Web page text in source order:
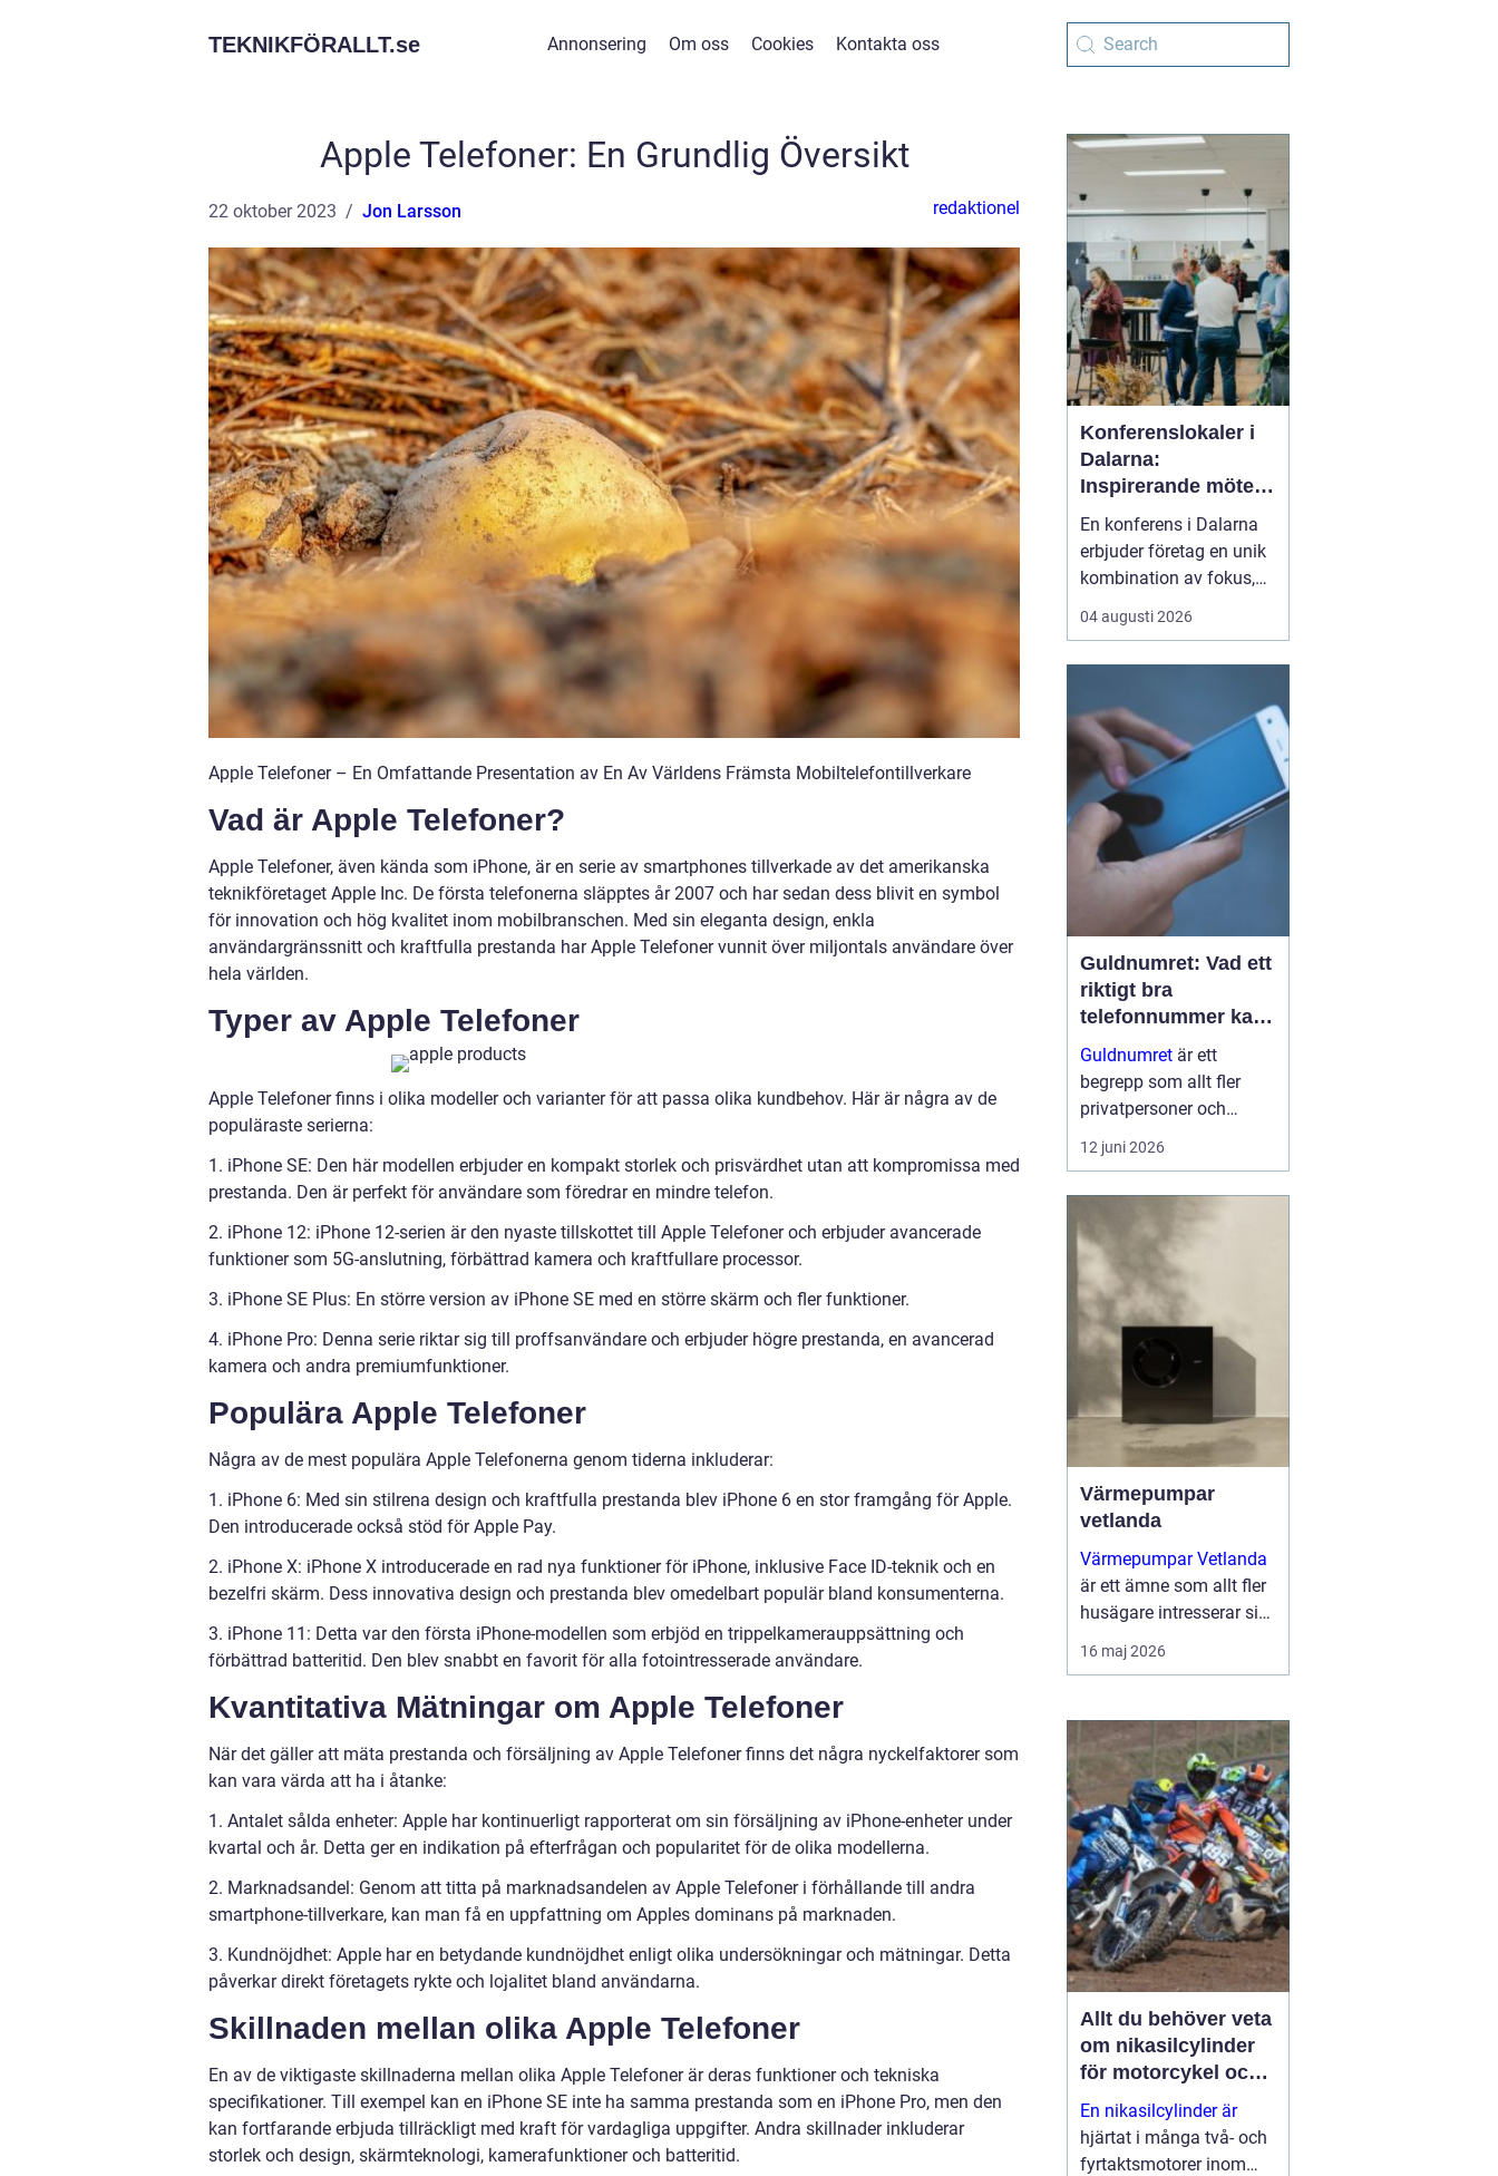
TEKNIKFÖRALLT.se Annonsering Om oss Cookies Kontakta oss
Apple Telefoner: En Grundlig Översikt
22 oktober 2023 Jon Larsson redaktionel
Apple Telefoner – En Omfattande Presentation av En Av Världens Främsta Mobiltelefontillverkare
Vad är Apple Telefoner?
Apple Telefoner, även kända som iPhone, är en serie av smartphones tillverkade av det amerikanska
teknikföretaget Apple Inc. De första telefonerna släpptes år 2007 och har sedan dess blivit en symbol
för innovation och hög kvalitet inom mobilbranschen. Med sin eleganta design, enkla
användargränssnitt och kraftfulla prestanda har Apple Telefoner vunnit över miljontals användare över
hela världen.
Typer av Apple Telefoner
Apple Telefoner finns i olika modeller och varianter för att passa olika kundbehov. Här är några av de
populäraste serierna:
1. iPhone SE: Den här modellen erbjuder en kompakt storlek och prisvärdhet utan att kompromissa med
prestanda. Den är perfekt för användare som föredrar en mindre telefon.
2. iPhone 12: iPhone 12-serien är den nyaste tillskottet till Apple Telefoner och erbjuder avancerade
funktioner som 5G-anslutning, förbättrad kamera och kraftfullare processor.
3. iPhone SE Plus: En större version av iPhone SE med en större skärm och fler funktioner.
4. iPhone Pro: Denna serie riktar sig till proffsanvändare och erbjuder högre prestanda, en avancerad
kamera och andra premiumfunktioner.
Populära Apple Telefoner
Några av de mest populära Apple Telefonerna genom tiderna inkluderar:
1. iPhone 6: Med sin stilrena design och kraftfulla prestanda blev iPhone 6 en stor framgång för Apple.
Den introducerade också stöd för Apple Pay.
2. iPhone X: iPhone X introducerade en rad nya funktioner för iPhone, inklusive Face ID-teknik och en
bezelfri skärm. Dess innovativa design och prestanda blev omedelbart populär bland konsumenterna.
3. iPhone 11: Detta var den första iPhone-modellen som erbjöd en trippelkamerauppsättning och
förbättrad batteritid. Den blev snabbt en favorit för alla fotointresserade användare.
Kvantitativa Mätningar om Apple Telefoner
När det gäller att mäta prestanda och försäljning av Apple Telefoner finns det några nyckelfaktorer som
kan vara värda att ha i åtanke:
1. Antalet sålda enheter: Apple har kontinuerligt rapporterat om sin försäljning av iPhone-enheter under
kvartal och år. Detta ger en indikation på efterfrågan och popularitet för de olika modellerna.
2. Marknadsandel: Genom att titta på marknadsandelen av Apple Telefoner i förhållande till andra
smartphone-tillverkare, kan man få en uppfattning om Apples dominans på marknaden.
3. Kundnöjdhet: Apple har en betydande kundnöjdhet enligt olika undersökningar och mätningar. Detta
påverkar direkt företagets rykte och lojalitet bland användarna.
Skillnaden mellan olika Apple Telefoner
En av de viktigaste skillnaderna mellan olika Apple Telefoner är deras funktioner och tekniska
specifikationer. Till exempel kan en iPhone SE inte ha samma prestanda som en iPhone Pro, men den
kan fortfarande erbjuda tillräckligt med kraft för vardagliga uppgifter. Andra skillnader inkluderar
storlek och design, skärmteknologi, kamerafunktioner och batteritid.
Konferenslokaler i
Dalarna:
Inspirerande möten
i hjärtat av Sverige
En konferens i Dalarna
erbjuder företag en unik
kombination av fokus,
återhämtning och
gemensamma
och kreativitet. Regionen
lockar med storslagen
natur, tydliga årstider o...
04 augusti 2026
Guldnumret: Vad ett
riktigt bra
telefonnummer kan
göra för dig
Guldnumret är ett
begrepp som allt fler
privatpersoner och
företag får upp ögonen
för när de vill sticka ut,
vardagstelefoni. Genom
tjänste...
12 juni 2026
Värmepumpar
vetlanda
Värmepumpar Vetlanda
är ett ämne som allt fler
husägare intresserar sig
för när energipriserna
ökar och kraven på
tydligare. Genom att
utnyttja lagrad solen...
16 maj 2026
Allt du behöver veta
om nikasilcylinder
för motorcykel och
snöskoter
En nikasilcylinder är
hjärtat i många två- och
fyrtaktsmotorer inom